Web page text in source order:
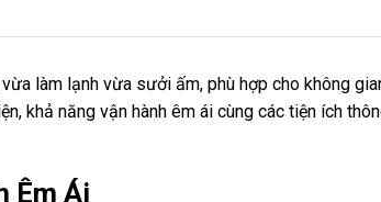
làm lạnh vừa sưởi ấm, phù hợp cho không
khả năng vận hành êm ái cùng các tiện ích
Êm Ái